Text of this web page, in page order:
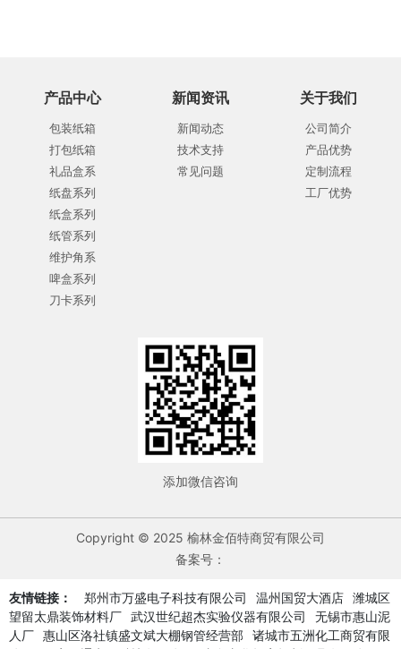
产品中心
包装纸箱
打包纸箱
礼品盒系
纸盘系列
纸盒系列
纸管系列
维护角系
啤盒系列
刀卡系列
新闻资讯
新闻动态
技术支持
常见问题
关于我们
公司简介
产品优势
定制流程
工厂优势
添加微信咨询
Copyright © 2025 榆林金佰特商贸有限公司
备案号：
友情链接： 郑州市万盛电子科技有限公司 温州国贸大酒店 潍城区
望留太鼎装饰材料厂 武汉世纪超杰实验仪器有限公司
无锡市惠山泥
人厂 惠山区洛社镇盛文斌大棚钢管经营部 诸城市五洲化工商贸有限